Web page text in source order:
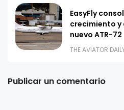
EasyFly
crecimiento y
nuevo ATR-72
THE AVIATOR
Publicar un comentario